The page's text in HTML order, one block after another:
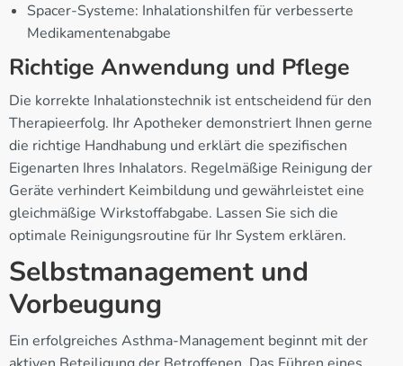
Spacer-Systeme: Inhalationshilfen für verbesserte
Medikamentenabgabe
Richtige Anwendung und Pflege
Die korrekte Inhalationstechnik ist entscheidend für den
Therapieerfolg. Ihr Apotheker demonstriert Ihnen gerne
die richtige Handhabung und erklärt die spezifischen
Eigenarten Ihres Inhalators. Regelmäßige Reinigung der
Geräte verhindert Keimbildung und gewährleistet eine
gleichmäßige Wirkstoffabgabe. Lassen Sie sich die
optimale Reinigungsroutine für Ihr System erklären.
Selbstmanagement und
Vorbeugung
Ein erfolgreiches Asthma-Management beginnt mit der